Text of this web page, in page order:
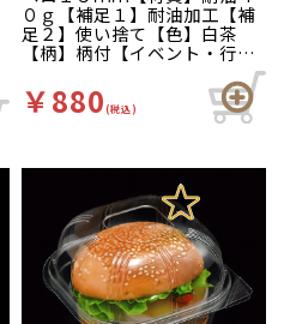
１００枚ＰＥ袋
０ｇ【補足１】耐油加工【補
足２】使い捨て【色】白茶
【柄】柄付【イベント・行
事】イベント資材、スナック
包材、テイクアウト、お持ち
帰り、学園祭、バザー、お祭
り、夏祭り、文化祭、屋台、
ビーカステラ、ポップコー
ン、ポテト、耐油袋、ホット
スナック袋、ドーナッツ袋、
テイクアウト袋、マチあり、
食べ歩きグルメ、惣菜店向
け、屋台向け、ガゼット袋、
英字柄【商品特徴】耐油紙だ
から油の強いものでも安心。
￥880(税込)